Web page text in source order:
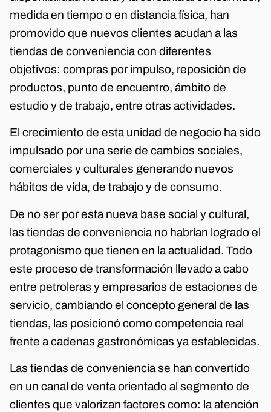
medida en tiempo o en distancia física, han
promovido que nuevos clientes acudan a las
tiendas de conveniencia con diferentes
objetivos: compras por impulso, reposición de
productos, punto de encuentro, ámbito de
estudio y de trabajo, entre otras actividades.
El crecimiento de esta unidad de negocio ha sido
impulsado por una serie de cambios sociales,
comerciales y culturales generando nuevos
hábitos de vida, de trabajo y de consumo.
De no ser por esta nueva base social y cultural,
las tiendas de conveniencia no habrían logrado el
protagonismo que tienen en la actualidad. Todo
este proceso de transformación llevado a cabo
entre petroleras y empresarios de estaciones de
servicio, cambiando el concepto general de las
tiendas, las posicionó como competencia real
frente a cadenas gastronómicas ya establecidas.
Las tiendas de conveniencia se han convertido
en un canal de venta orientado al segmento de
clientes que valorizan factores como: la atención